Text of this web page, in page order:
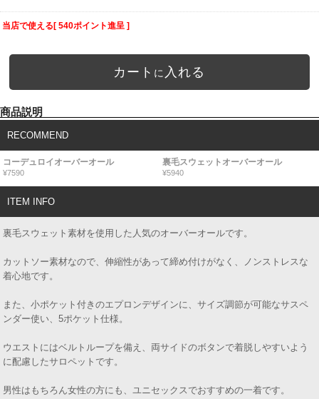
当店で使える[ 540ポイント進呈 ]
カート に 入れる
商品説明
RECOMMEND
コーデュロイオーバーオール
¥7590
裏毛スウェットオーバーオール
¥5940
ITEM INFO
裏毛スウェット素材を使用した人気のオーバーオールです。
カットソー素材なので、伸縮性があって締め付けがなく、ノンストレスな
着心地です。
また、小ポケット付きのエプロンデザインに、サイズ調節が可能なサスペ
ンダー使い、5ポケット仕様。
ウエストにはベルトループを備え、両サイドのボタンで着脱しやすいよう
に配慮したサロペットです。
男性はもちろん女性の方にも、ユニセックスでおすすめの一着です。